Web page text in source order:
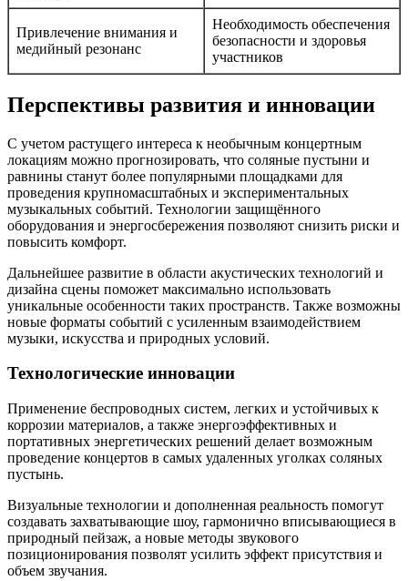
Привлечение внимания и
медийный резонанс
Необходимость обеспечения
безопасности и здоровья
участников
Перспективы развития и инновации
С учетом растущего интереса к необычным концертным
локациям можно прогнозировать, что соляные пустыни и
равнины станут более популярными площадками для
проведения крупномасштабных и экспериментальных
музыкальных событий. Технологии защищённого
оборудования и энергосбережения позволяют снизить риски и
повысить комфорт.
Дальнейшее развитие в области акустических технологий и
дизайна сцены поможет максимально использовать
уникальные особенности таких пространств. Также возможны
новые форматы событий с усиленным взаимодействием
музыки, искусства и природных условий.
Технологические инновации
Применение беспроводных систем, легких и устойчивых к
коррозии материалов, а также энергоэффективных и
портативных энергетических решений делает возможным
проведение концертов в самых удаленных уголках соляных
пустынь.
Визуальные технологии и дополненная реальность помогут
создавать захватывающие шоу, гармонично вписывающиеся в
природный пейзаж, а новые методы звукового
позиционирования позволят усилить эффект присутствия и
объем звучания.